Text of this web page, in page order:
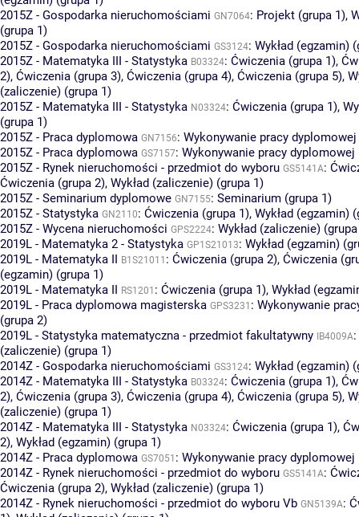
2015Z - Gospodarka nieruchomościami GN7064: Projekt (grupa 1),
(grupa 1)
2015Z - Gospodarka nieruchomościami GS3124: Wykład (egzamin)
2015Z - Matematyka III - Statystyka B03324: Ćwiczenia (grupa 1),
2), Ćwiczenia (grupa 3), Ćwiczenia (grupa 4), Ćwiczenia (grupa 5),
(zaliczenie) (grupa 1)
2015Z - Matematyka III - Statystyka N03324: Ćwiczenia (grupa 1),
(grupa 1)
2015Z - Praca dyplomowa GN7156: Wykonywanie pracy dyplomowej
2015Z - Praca dyplomowa GS7157: Wykonywanie pracy dyplomowej
2015Z - Rynek nieruchomości - przedmiot do wyboru GS5141A:
Ćwiczenia (grupa 2), Wykład (zaliczenie) (grupa 1)
2015Z - Seminarium dyplomowe GN7155: Seminarium (grupa 1)
2015Z - Statystyka GN2110: Ćwiczenia (grupa 1), Wykład (egzamin)
2015Z - Wycena nieruchomości GPS2224: Wykład (zaliczenie)
2019L - Matematyka 2 - Statystyka GP1S21013: Wykład (egzamin)
2019L - Matematyka II B1S21011 : Ćwiczenia (grupa 2), Ćwiczenia
(egzamin) (grupa 1)
2019L - Matematyka II RS1201 : Ćwiczenia (grupa 1), Wykład
2019L - Praca dyplomowa magisterska GPS3231 : Wykonywanie
(grupa 2)
2019L - Statystyka matematyczna - przedmiot fakultatywny IB4009A:
(zaliczenie) (grupa 1)
2014Z - Gospodarka nieruchomościami GS3124: Wykład (egzamin)
2014Z - Matematyka III - Statystyka B03324: Ćwiczenia (grupa 1),
2), Ćwiczenia (grupa 3), Ćwiczenia (grupa 4), Ćwiczenia (grupa 5),
(zaliczenie) (grupa 1)
2014Z - Matematyka III - Statystyka N03324: Ćwiczenia (grupa 1),
2), Wykład (egzamin) (grupa 1)
2014Z - Praca dyplomowa GS7051 : Wykonywanie pracy dyplomowej
2014Z - Rynek nieruchomości - przedmiot do wyboru GS5141A:
Ćwiczenia (grupa 2), Wykład (zaliczenie) (grupa 1)
2014Z - Rynek nieruchomości - przedmiot do wyboru Vb GN5139A: